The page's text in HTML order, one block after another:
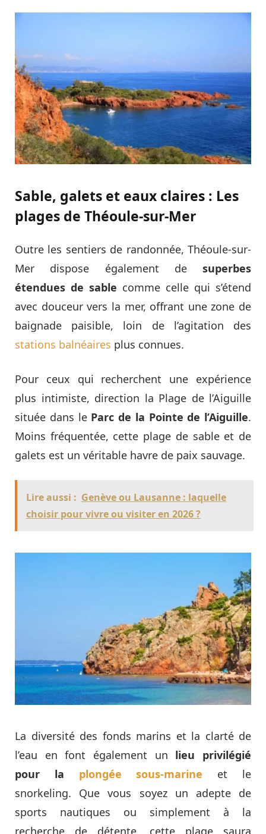
Sable, galets et eaux claires : Les
plages de Théoule-sur-Mer
Outre les sentiers de randonnée, Théoule-sur-
Mer dispose également de superbes
étendues de sable comme celle qui s’étend
avec douceur vers la mer, offrant une zone de
baignade paisible, loin de l’agitation des
stations balnéaires plus connues.
Pour ceux qui recherchent une expérience
plus intimiste, direction la Plage de l’Aiguille
située dans le Parc de la Pointe de l’Aiguille.
Moins fréquentée, cette plage de sable et de
galets est un véritable havre de paix sauvage.
Lire aussi : Genève ou Lausanne : laquelle
choisir pour vivre ou visiter en 2026 ?
La diversité des fonds marins et la clarté de
l’eau en font également un lieu privilégié
pour la plongée sous-marine et le
snorkeling. Que vous soyez un adepte de
sports nautiques ou simplement à la
recherche de détente, cette plage saura